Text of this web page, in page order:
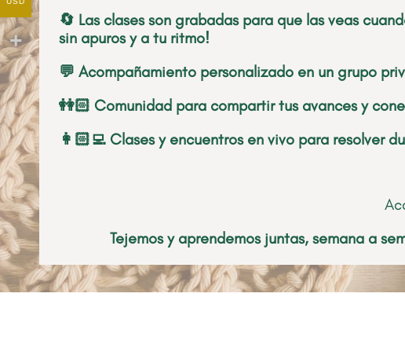
🔄 Las clases son grabadas para que las veas
sin apuros y a tu ritmo!
💬 Acompañamiento personalizado en un grupo
👭🏻 Comunidad para compartir tus avances y
👩🏻‍💻 Clases y encuentros en vivo para resolver
Tejemos y aprendemos juntas, semana a